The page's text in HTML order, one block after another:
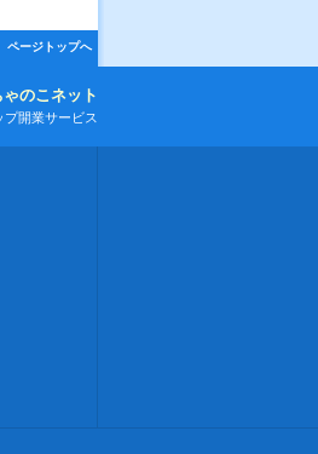
ページトップへ
ゃのこネット
開業サービス